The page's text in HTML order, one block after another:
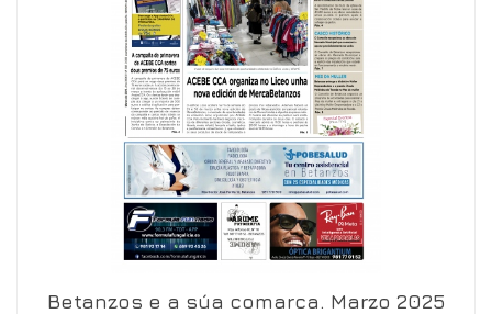
Ver en visor Ver en detalle
Betanzos e a súa comarca. Marzo 2025